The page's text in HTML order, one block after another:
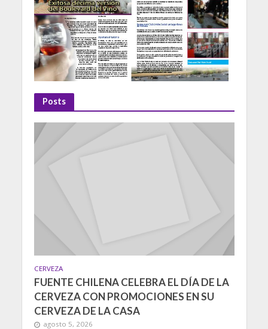
Posts
CERVEZA
FUENTE CHILENA CELEBRA EL DÍA DE LA
CERVEZA CON PROMOCIONES EN SU
CERVEZA DE LA CASA
agosto 5, 2026